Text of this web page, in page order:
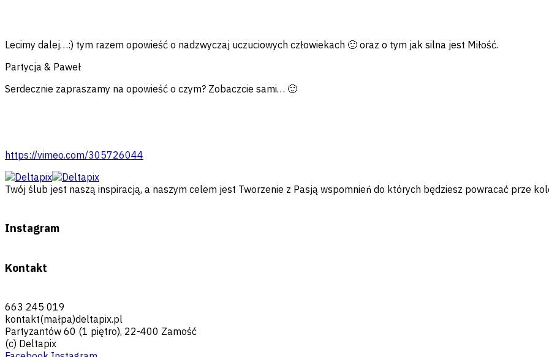
Lecimy dalej…:) tym razem opowieść o nadzwyczaj uczuciowych człowiekach 🙂 oraz o tym jak silna jest Miłość.
Partycja & Paweł
Serdecznie zapraszamy na opowieść o czym? Zobaczcie sami… 🙂
https://vimeo.com/305726044
Twój ślub jest naszą inspiracją, a naszym celem jest Tworzenie z Pasją wspomnień do których będziesz powracać prze
Instagram
Kontakt
663 245 019
kontakt(małpa)deltapix.pl
Partyzantów 60 (1 piętro), 22-400 Zamość
(c) Deltapix